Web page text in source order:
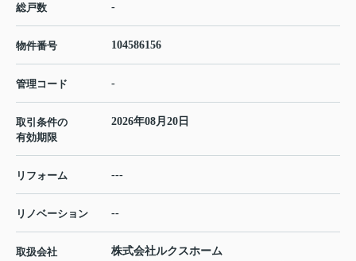
総戸数 -
物件番号 104586156
管理コード -
取引条件の
有効期限
2026年08月20日
リフォーム ---
リノベーション --
取扱会社
株式会社ルクスホーム